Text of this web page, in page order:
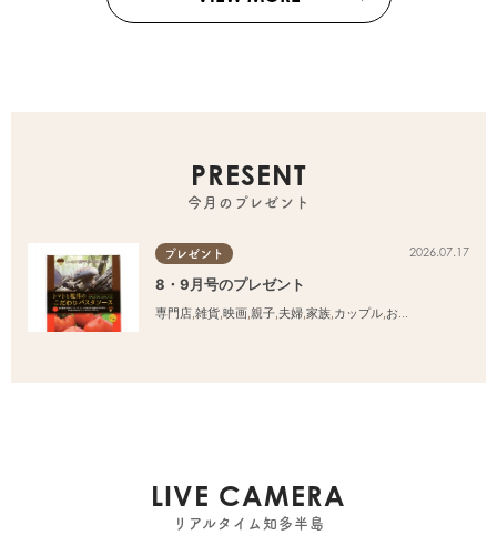
PRESENT
今月のプレゼント
プレゼント 2026.07.17
8・9月号のプレゼント
専門店,雑貨,映画,親子,夫婦,家族,カップル,おひとりさま
LIVE CAMERA
リアルタイム知多半島